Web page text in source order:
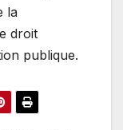
la
droit
publique.